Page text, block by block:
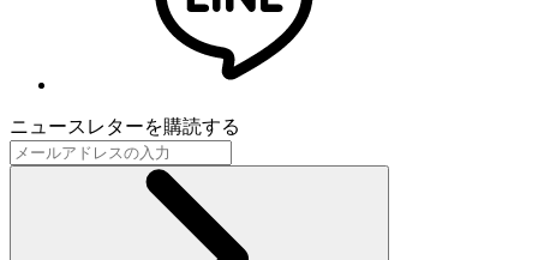
ニュースレターを購読する